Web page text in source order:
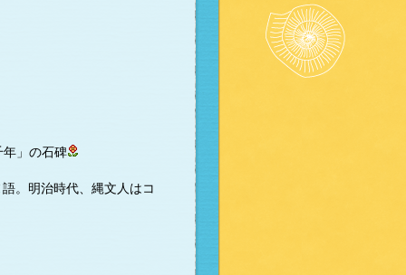
年」の石碑
。明治時代、縄文人はコ